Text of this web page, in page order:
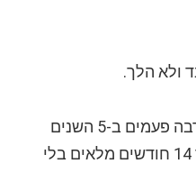
ולא הלך.
בקיצור, הורדתי אותו כל כך הרבה פעמים ב-5 השנים
האחרונות אבל עכשיו אני כבר 14 חודשים מלאים בלי